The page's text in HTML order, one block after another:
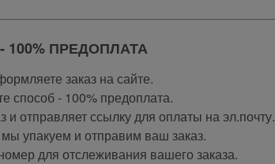
100% ПРЕДОПЛАТА
заказ на сайте.
способ - 100% предоплата.
и отправляет ссылку для оплаты на эл.почту.
упакуем и отправим ваш заказ.
для отслеживания вашего заказа.